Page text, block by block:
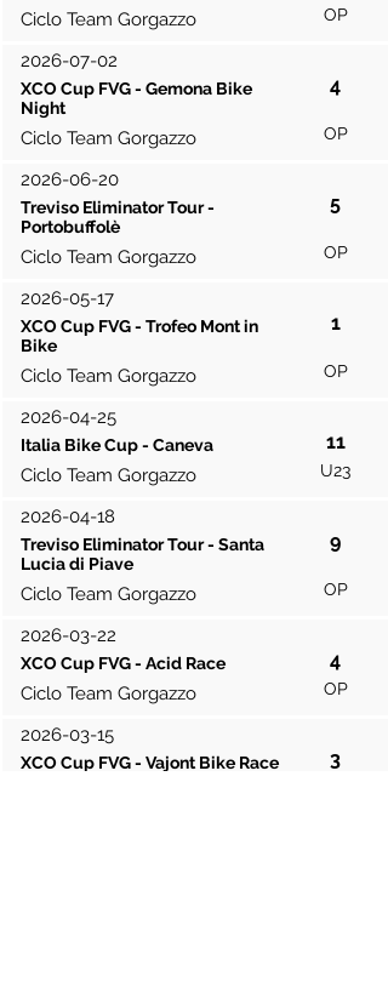
Ciclo Team Gorgazzo OP
2026-07-02
XCO Cup FVG - Gemona Bike
Night
4
Ciclo Team Gorgazzo OP
2026-06-20
Treviso Eliminator Tour -
Portobuffolè
5
Ciclo Team Gorgazzo OP
2026-05-17
XCO Cup FVG - Trofeo Mont in
Bike
1
Ciclo Team Gorgazzo OP
2026-04-25
Italia Bike Cup - Caneva 11
Ciclo Team Gorgazzo U23
2026-04-18
Treviso Eliminator Tour - Santa
Lucia di Piave
9
Ciclo Team Gorgazzo OP
2026-03-22
XCO Cup FVG - Acid Race 4
Ciclo Team Gorgazzo OP
2026-03-15
XCO Cup FVG - Vajont Bike Race 3